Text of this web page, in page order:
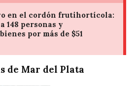
de Mar del Plata